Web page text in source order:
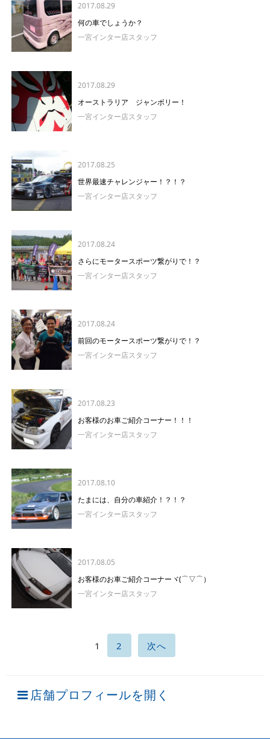
2017.08.29
何の車でしょうか？
一宮インター店スタッフ
2017.08.29
オーストラリア ジャンボリー！
一宮インター店スタッフ
2017.08.25
世界最速チャレンジャー！？！？
一宮インター店スタッフ
2017.08.24
さらにモータースポーツ繋がりで！？
一宮インター店スタッフ
2017.08.24
前回のモータースポーツ繋がりで！？
一宮インター店スタッフ
2017.08.23
お客様のお車ご紹介コーナー！！！
一宮インター店スタッフ
2017.08.10
たまには、自分の車紹介！？！？
一宮インター店スタッフ
2017.08.05
お客様のお車ご紹介コーナーヾ(⌒▽⌒）ゞ
一宮インター店スタッフ
1 2 次へ
店舗プロフィールを開く